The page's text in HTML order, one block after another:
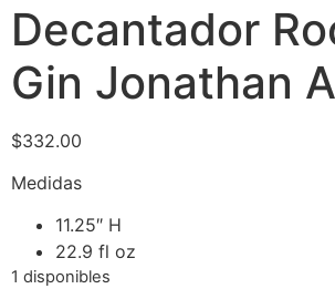
Decantador
Gin Jonathan
$332.00
Medidas
11.25″ H
22.9 fl oz
1 disponibles